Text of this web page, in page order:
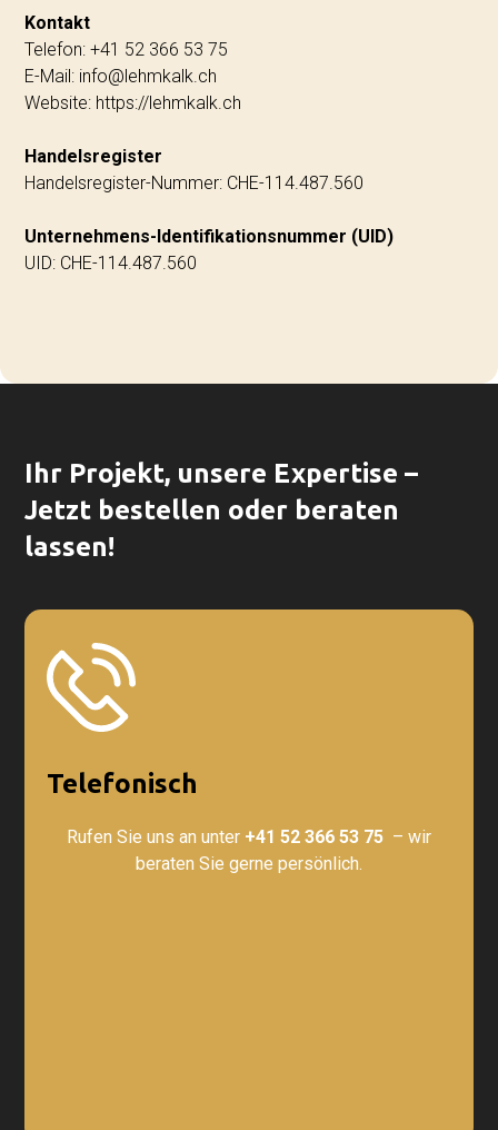
Kontakt
Telefon: +41 52 366 53 75
E-Mail: info@lehmkalk.ch
Website: https://lehmkalk.ch
Handelsregister
Handelsregister-Nummer: CHE-114.487.560
Unternehmens-Identifikationsnummer (UID)
UID: CHE-114.487.560
Ihr Projekt, unsere Expertise –
Jetzt bestellen oder beraten
lassen!
Telefonisch
Rufen Sie uns an unter +41 52 366 53 75 – wir
beraten Sie gerne persönlich.